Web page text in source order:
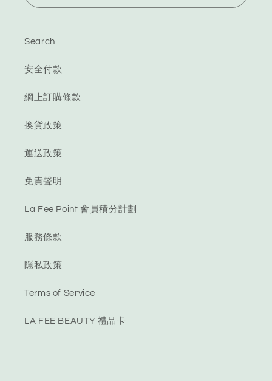
Search
安全付款
網上訂購條款
換貨政策
運送政策
免責聲明
La Fee Point 會員積分計劃
服務條款
隱私政策
Terms of Service
LA FEE BEAUTY 禮品卡